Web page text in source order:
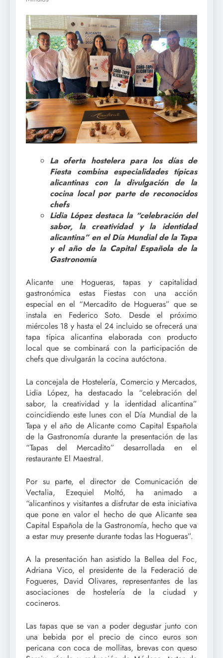
La oferta hostelera para los días de
Fiesta combina especialidades típicas
alicantinas con la divulgación de la
cocina local por parte de reconocidos
chefs
Lidia López destaca la “celebración del
sabor, la creatividad y la identidad
alicantina” en el Día Mundial de la Tapa
y el año de la Capital Española de la
Gastronomía
Alicante une Hogueras, tapas y capitalidad
gastronómica estas Fiestas con una acción
especial en el “Mercadito de Hogueras” que se
instala en Federico Soto. Desde el próximo
miércoles 18 y hasta el 24 incluido se ofrecerá una
tapa típica alicantina elaborada con producto
local que se combinará con la participación de
chefs que divulgarán la cocina autóctona.
La concejala de Hostelería, Comercio y Mercados,
Lidia López, ha destacado la “celebración del
sabor, la creatividad y la identidad alicantina”
coincidiendo este lunes con el Día Mundial de la
Tapa y el año de Alicante como Capital Española
de la Gastronomía durante la presentación de las
“Tapas del Mercadito” desarrollada en el
restaurante El Maestral.
Por su parte, el director de Comunicación de
Vectalia, Ezequiel Moltó, ha animado a
“alicantinos y visitantes a disfrutar de esta iniciativa
que pone en valor el hecho de que Alicante sea
Capital Española de la Gastronomía, hecho que va
a estar muy presente durante todas las Hogueras”.
A la presentación han asistido la Bellea del Foc,
Adriana Vico, el presidente de la Federació de
Fogueres, David Olivares, representantes de las
asociaciones de hostelería de la ciudad y
cocineros.
Las tapas que se van a poder degustar junto con
una bebida por el precio de cinco euros son
pericana con coca de mollitas, brevas con queso